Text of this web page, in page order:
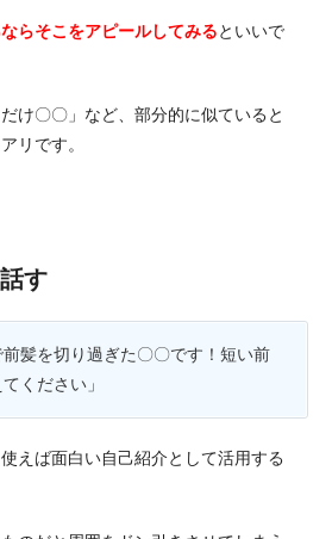
らそこをアピールしてみるといいで
け〇〇」など、部分的に似ていると
リです。
す
前髪を切り過ぎた〇〇です！短い前
ください」
えば面白い自己紹介として活用する